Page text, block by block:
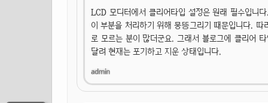
LCD 모디터에서 클리어타입 설정은 원래 필수입니
이 부분을 처리하기 위해 뭉뜽그리기 때문입니다.
로 모르는 분이 많더군요. 그래서 블로그에 클리어
달려 현재는 포기하고 지운 상태입니다.